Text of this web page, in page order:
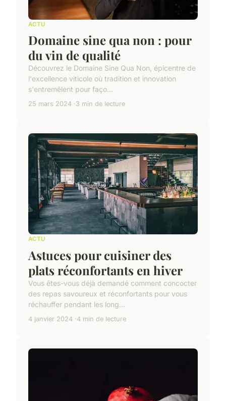
ACTU
Domaine sine qua non : pour
du vin de qualité
Découvrez le Domaine Sine Qua Non, épicentre de
l'excellence viticole où tradition et innovation
s'entremêlent pour faço...
25 mars 2024 3 min de lecture
ACTU
Astuces pour cuisiner des
plats réconfortants en hiver
Vous êtes-vous déjà demandé comment concocter
des repas savoureux et réconfortants pour vous
réchauffer pendant les long...
4 janvier 2024 4 min de lecture